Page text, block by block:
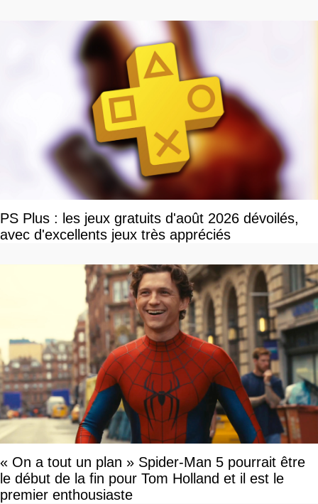
PS Plus : les jeux gratuits d'août 2026 dévoilés,
avec d'excellents jeux très appréciés
« On a tout un plan » Spider-Man 5 pourrait être
le début de la fin pour Tom Holland et il est le
premier enthousiaste